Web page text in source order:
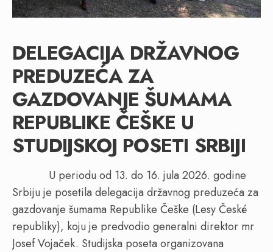
DELEGACIJA DRŽAVNOG
PREDUZEĆA ZA
GAZDOVANJE ŠUMAMA
REPUBLIKE ČEŠKE U
STUDIJSKOJ POSETI SRBIJI
U periodu od 13. do 16. jula 2026. godine
Srbiju je posetila delegacija državnog preduzeća za
gazdovanje šumama Republike Češke (Lesy České
republiky), koju je predvodio generalni direktor mr
Josef Vojaček. Studijska poseta organizovana